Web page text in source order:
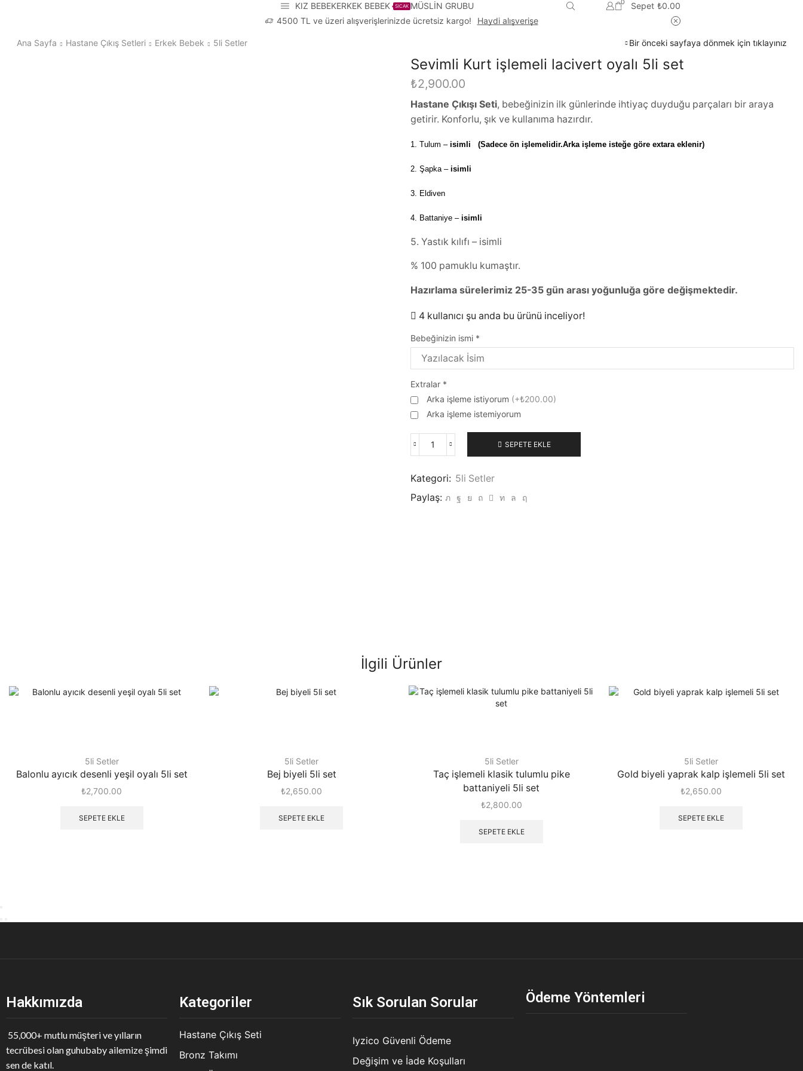
KIZ BEBEKERKEK BEBEK SICAK MÜSLİN GRUBU 0 Sepet ₺0.00
4500 TL ve üzeri alışverişlerinizde ücretsiz kargo!
Haydi alışverişe
Ana Sayfa Hastane Çıkış Setleri Erkek Bebek 5li Setler Bir önceki sayfaya dönmek için tıklayınız
Sevimli Kurt işlemeli lacivert oyalı 5li set
₺2,900.00
Hastane Çıkışı Seti, bebeğinizin ilk günlerinde ihtiyaç duyduğu parçaları bir araya
getirir. Konforlu, şık ve kullanıma hazırdır.
1. Tulum – isimli (Sadece ön işlemelidir.Arka işleme isteğe göre extara eklenir)
2. Şapka – isimli
3. Eldiven
4. Battaniye – isimli
5. Yastık kılıfı – isimli
% 100 pamuklu kumaştır.
Hazırlama sürelerimiz 25-35 gün arası yoğunluğa göre değişmektedir.
4 kullanıcı şu anda bu ürünü inceliyor!
Bebeğinizin ismi *
Extralar *
Arka işleme istiyorum (+₺200.00)
Arka işleme istemiyorum
SEPETE EKLE
Kategori: 5li Setler
Paylaş:
İlgili Ürünler
5li Setler
Balonlu ayıcık desenli yeşil oyalı 5li set
₺2,700.00
SEPETE EKLE
5li Setler
Bej biyeli 5li set
₺2,650.00
SEPETE EKLE
5li Setler
Taç işlemeli klasik tulumlu pike
battaniyeli 5li set
₺2,800.00
SEPETE EKLE
5li Setler
Gold biyeli yaprak kalp işlemeli 5li set
₺2,650.00
SEPETE EKLE
Hakkımızda
55,000+ mutlu müşteri ve yılların
tecrübesi olan guhubaby ailemize şimdi
sen de katıl.
Kategoriler
Hastane Çıkış Seti
Bronz Takımı
Sık Sorulan Sorular
Iyzico Güvenli Ödeme
Değişim ve İade Koşulları
Ödeme Yöntemleri